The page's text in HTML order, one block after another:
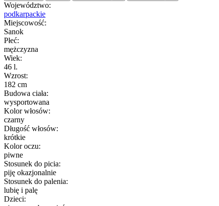
Województwo:
podkarpackie
Miejscowość:
Sanok
Płeć:
mężczyzna
Wiek:
46 l.
Wzrost:
182 cm
Budowa ciała:
wysportowana
Kolor włosów:
czarny
Długość włosów:
krótkie
Kolor oczu:
piwne
Stosunek do picia:
piję okazjonalnie
Stosunek do palenia:
lubię i palę
Dzieci: